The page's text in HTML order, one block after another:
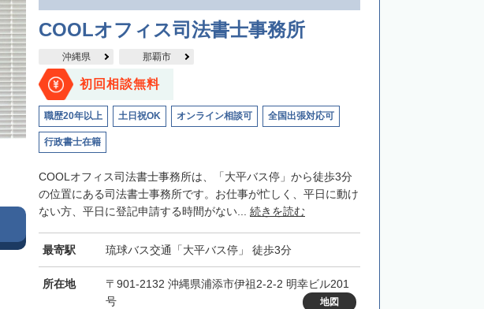
COOLオフィス司法書士事務所
沖縄県 那覇市
初回相談無料
職歴20年以上 土日祝OK オンライン相談可 全国出張対応可
行政書士在籍
COOLオフィス司法書士事務所は、「大平バス停」から徒歩3分
の位置にある司法書士事務所です。お仕事が忙しく、平日に動け
ない方、平日に登記申請する時間がない... 続きを読む
最寄駅 琉球バス交通「大平バス停」 徒歩3分
所在地
〒901-2132 沖縄県浦添市伊祖2-2-2 明幸ビル201
号
地図